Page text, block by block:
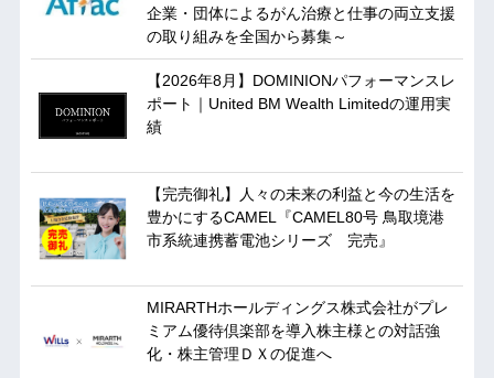
企業・団体によるがん治療と仕事の両立支援
の取り組みを全国から募集～
【2026年8月】DOMINIONパフォーマンスレ
ポート｜United BM Wealth Limitedの運用実
績
【完売御礼】人々の未来の利益と今の生活を
豊かにするCAMEL『CAMEL80号 鳥取境港
市系統連携蓄電池シリーズ 完売』
MIRARTHホールディングス株式会社がプレ
ミアム優待倶楽部を導入株主様との対話強
化・株主管理ＤＸの促進へ